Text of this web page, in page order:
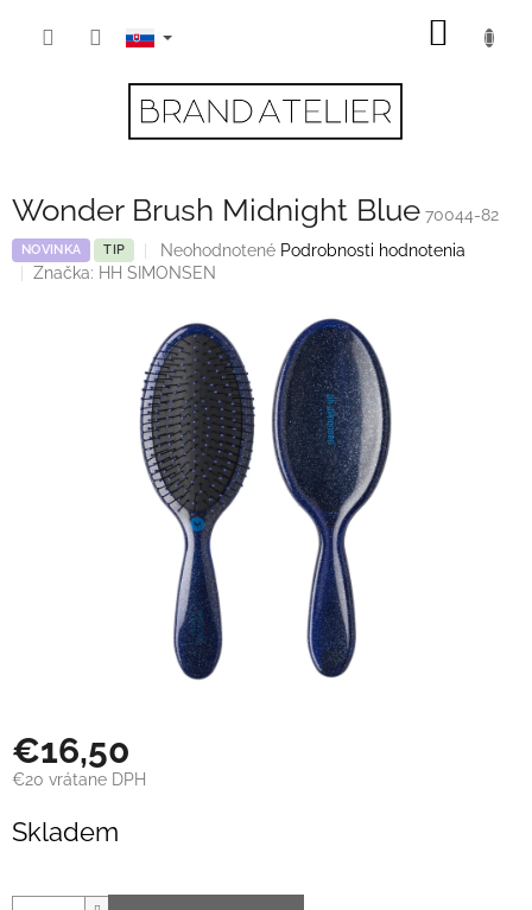
Wonder Brush Midnight Blue 70044-82
NOVINKA TIP
Priemerné
hodnotenie
0,0
z
5
hviezdičiek.
Neohodnotené Podrobnosti hodnotenia
Značka: HH SIMONSEN
€16,50
€20 vrátane DPH
cena:
Skladem